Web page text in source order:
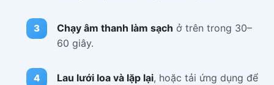
Chạy âm thanh làm sạch ở trên trong 30–
60 giây.
Lau lưới loa và lặp lại, hoặc tải ứng dụng để